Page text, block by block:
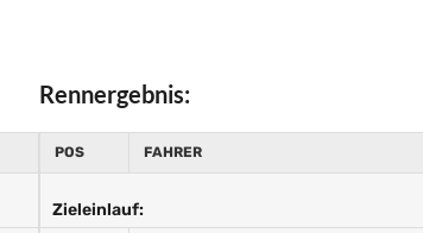
Rennergebnis:
POS FAHRER
Zieleinlauf: